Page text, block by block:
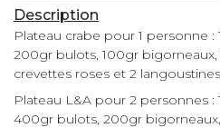
Description
Plateau crabe pour 1 personne :
200gr bulots, 100gr
crevettes roses et 2
Plateau L&A pour 2 personnes :
400gr bulots, 200gr